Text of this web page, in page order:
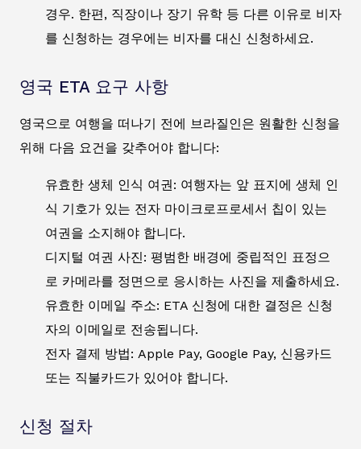
경우. 한편, 직장이나 장기 유학 등 다른 이유로 비자
를 신청하는 경우에는 비자를 대신 신청하세요.
영국 ETA 요구 사항
영국으로 여행을 떠나기 전에 브라질인은 원활한 신청을
위해 다음 요건을 갖추어야 합니다:
유효한 생체 인식 여권: 여행자는 앞 표지에 생체 인
식 기호가 있는 전자 마이크로프로세서 칩이 있는
여권을 소지해야 합니다.
디지털 여권 사진: 평범한 배경에 중립적인 표정으
로 카메라를 정면으로 응시하는 사진을 제출하세요.
유효한 이메일 주소: ETA 신청에 대한 결정은 신청
자의 이메일로 전송됩니다.
전자 결제 방법: Apple Pay, Google Pay, 신용카드
또는 직불카드가 있어야 합니다.
신청 절차